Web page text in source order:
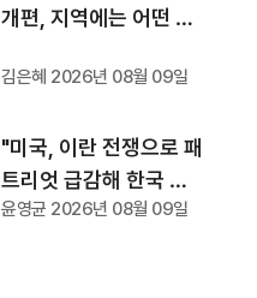
개편, 지역에는 어떤 영
는 여름 일상
김은혜 2026년 08월 09일
"미국, 이란 전쟁으로 패
트리엇 급감해 한국 전
력 이전"···미 국방부, 방
윤영균 2026년 08월 09일